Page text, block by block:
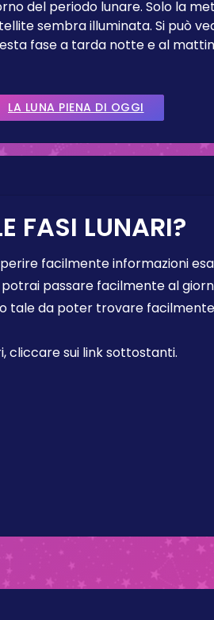
del periodo lunare. Solo la
sembra illuminata. Si può
fase a tarda notte e al
LA LUNA PIENA DI OGGI
FASI LUNARI?
facilmente informazioni
passare facilmente al
da poter trovare facilmente
cliccare sui link sottostanti.